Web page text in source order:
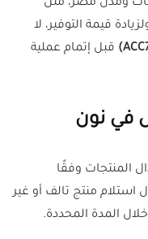
ومدن مصر، مثل
قيمة التوفير، لا
قبل إتمام عملية
في نون
المنتجات وفقًا
استلام منتج تالف أو غير
المدة المحددة.